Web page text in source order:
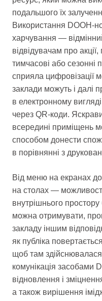
подальшого їх
Використання DOOH-
харчування —
відвідувачам про
тимчасові або сезонні
сприяла цифровізації
заклади можуть і далі
в електронному
через QR-коди.
всередині приміщень
способом донести
в порівнянні з
Від меню на екранах
на столах —
внутрішнього простору
можна отримувати,
закладу іншим
як публіка
щоб там
комунікація засобами
відновлення і
а також вирішення